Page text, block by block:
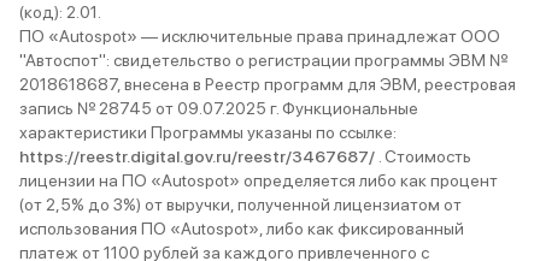
(код): 2.01.
ПО «Autospot» — исключительные права принадлежат ООО
"Автоспот": свидетельство о регистрации программы ЭВМ №
2018618687, внесена в Реестр программ для ЭВМ, реестровая
запись № 28745 от 09.07.2025 г. Функциональные
характеристики Программы указаны по ссылке:
https://reestr.digital.gov.ru/reestr/3467687/ . Стоимость
лицензии на ПО «Autospot» определяется либо как процент
(от 2,5% до 3%) от выручки, полученной лицензиатом от
использования ПО «Autospot», либо как фиксированный
платеж от 1100 рублей за каждого привлеченного с